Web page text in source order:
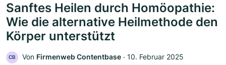
Sanftes Heilen durch Homöopathie:
Wie die alternative Heilmethode den
Körper unterstützt
CB Von Firmenweb Contentbase ‧ 10. Februar 2025